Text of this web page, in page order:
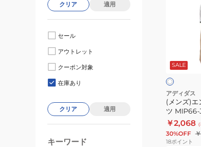
ダ
26
ポ
ロ
シ
ャ
ツ
SALE
アディダス
(メンズ)エ
ツ MIP66-
￥2,068
30%OFF
18ポイント
クリア 適用
セール
アウトレット
クーポン対象
在庫あり
クリア 適用
キーワード